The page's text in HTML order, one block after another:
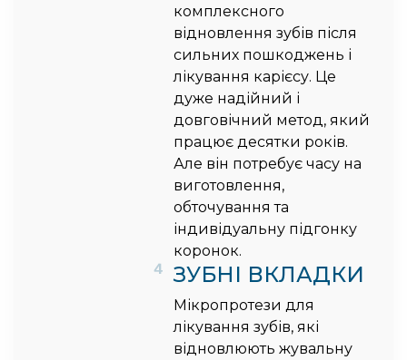
комплексного
відновлення зубів після
сильних пошкоджень і
лікування карієсу. Це
дуже надійний і
довговічний метод, який
працює десятки років.
Але він потребує часу на
виготовлення,
обточування та
індивідуальну підгонку
коронок.
4
ЗУБНІ ВКЛАДКИ
Мікропротези для
лікування зубів, які
відновлюють жувальну